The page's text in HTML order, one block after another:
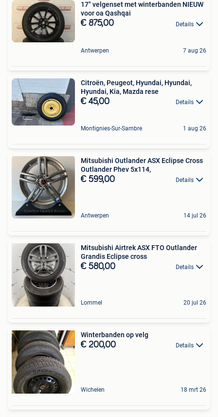
17" velgenset met winterbanden NIEUW
voor oa Qashqai
€ 875,00 Details
Antwerpen 7 aug 26
Citroën, Peugeot, Hyundai, Hyundai,
Hyundai, Kia, Mazda rese
€ 45,00 Details
Montignies-Sur-Sambre 1 aug 26
Mitsubishi Outlander ASX Eclipse Cross
Outlander Phev 5x114,
€ 599,00 Details
Antwerpen 14 jul 26
Mitsubishi Airtrek ASX FTO Outlander
Grandis Eclipse cross
€ 580,00 Details
Lommel 20 jul 26
Winterbanden op velg
€ 200,00 Details
Wichelen 18 mrt 26